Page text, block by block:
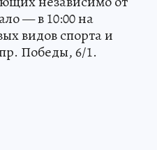
— в 10:00 на
видов спорта и
Победы, 6/1.